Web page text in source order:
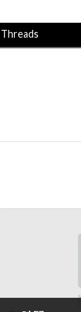
Threads